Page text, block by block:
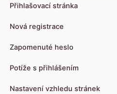
Přihlašovací stránka
Nová registrace
Zapomenuté heslo
Potíže s přihlášením
Nastavení vzhledu stránek